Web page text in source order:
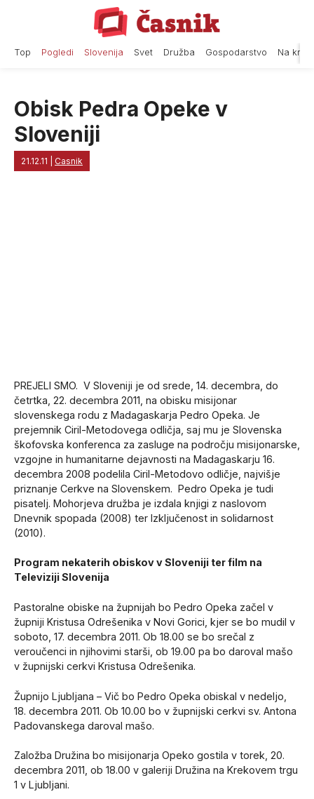
Top Pogledi Slovenija Svet Družba Gospodarstvo Na
Obisk Pedra Opeke v
Sloveniji
21.12.11 Casnik
PREJELI SMO. V Sloveniji je od srede, 14. decembra, do
četrtka, 22. decembra 2011, na obisku misijonar
slovenskega rodu z Madagaskarja Pedro Opeka. Je
prejemnik Ciril-Metodovega odličja, saj mu je Slovenska
škofovska konferenca za zasluge na področju misijonarske,
vzgojne in humanitarne dejavnosti na Madagaskarju 16.
decembra 2008 podelila Ciril-Metodovo odličje, najvišje
priznanje Cerkve na Slovenskem. Pedro Opeka je tudi
pisatelj. Mohorjeva družba je izdala knjigi z naslovom
Dnevnik spopada (2008) ter Izključenost in solidarnost
(2010).
Program nekaterih obiskov v Sloveniji ter film na
Televiziji Slovenija
Pastoralne obiske na župnijah bo Pedro Opeka začel v
župniji Kristusa Odrešenika v Novi Gorici, kjer se bo mudil v
soboto, 17. decembra 2011. Ob 18.00 se bo srečal z
veroučenci in njihovimi starši, ob 19.00 pa bo daroval mašo
v župnijski cerkvi Kristusa Odrešenika.
Župnijo Ljubljana – Vič bo Pedro Opeka obiskal v nedeljo,
18. decembra 2011. Ob 10.00 bo v župnijski cerkvi sv. Antona
Padovanskega daroval mašo.
Založba Družina bo misijonarja Opeko gostila v torek, 20.
decembra 2011, ob 18.00 v galeriji Družina na Krekovem trgu
1 v Ljubljani.